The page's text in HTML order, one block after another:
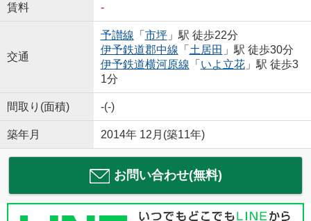
賃料 -
交通
予讃線 「 市坪」駅 徒歩22分
伊予鉄道郡中線 「 土居田 」駅 徒歩30分
伊予鉄道横河原線 「 いよ立花」駅 徒歩3
1分
間取り(面積) -(-)
築年月 2014年 12月(築11年)
お問い合わせ(無料)